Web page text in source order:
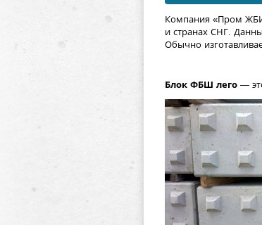
Компания «Пром
и странах СНГ.
Обычно
Блок ФБШ лего —